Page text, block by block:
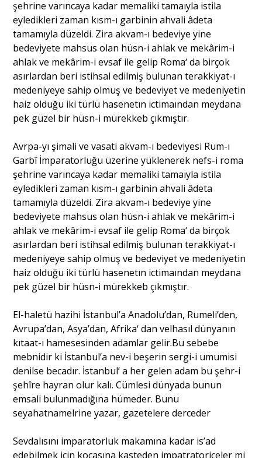
şehrine varıncaya kadar memaliki tamaıyla istila
eyledikleri zaman kısm-ı garbinin ahvali âdeta
tamamıyla düzeldi. Zira akvam-ı bedeviye yine
bedeviyete mahsus olan hüsn-i ahlak ve mekârim-i
ahlak ve mekârim-i evsaf ile gelip Roma‘ da birçok
asırlardan beri istihsal edilmiş bulunan terakkiyat-ı
medeniyeye sahip olmuş ve bedeviyet ve medeniyetin
haiz olduğu iki türlü hasenetın ictimaından meydana
pek güzel bir hüsn-i mürekkeb çıkmıştır.
Avrpa-yı şimali ve vasati akvam-ı bedeviyesi Rum-ı
Garbî İmparatorluğu üzerine yüklenerek nefs-i roma
şehrine varıncaya kadar memaliki tamaıyla istila
eyledikleri zaman kısm-ı garbinin ahvali âdeta
tamamıyla düzeldi. Zira akvam-ı bedeviye yine
bedeviyete mahsus olan hüsn-i ahlak ve mekârim-i
ahlak ve mekârim-i evsaf ile gelip Roma‘ da birçok
asırlardan beri istihsal edilmiş bulunan terakkiyat-ı
medeniyeye sahip olmuş ve bedeviyet ve medeniyetin
haiz olduğu iki türlü hasenetın ictimaından meydana
pek güzel bir hüsn-i mürekkeb çıkmıştır.
El-haletü hazihi İstanbul’a Anadolu’dan, Rumeli’den,
Avrupa’dan, Asya’dan, Afrika‘ dan velhasıl dünyanın
kıtaat-ı hamesesinden adamlar gelir.Bu sebebe
mebnidir ki İstanbul’a nev-i beşerin sergi-i umumisi
denilse becadır. İstanbul’ a her gelen adam bu şehr-i
şehîre hayran olur kalı. Cümlesi dünyada bunun
emsali bulunmadığına hümeder. Bunu
seyahatnamelrine yazar, gazetelere derceder
Sevdalısını imparatorluk makamına kadar is’ad
edebilmek için kocasına kasteden impatratoriçeler mi